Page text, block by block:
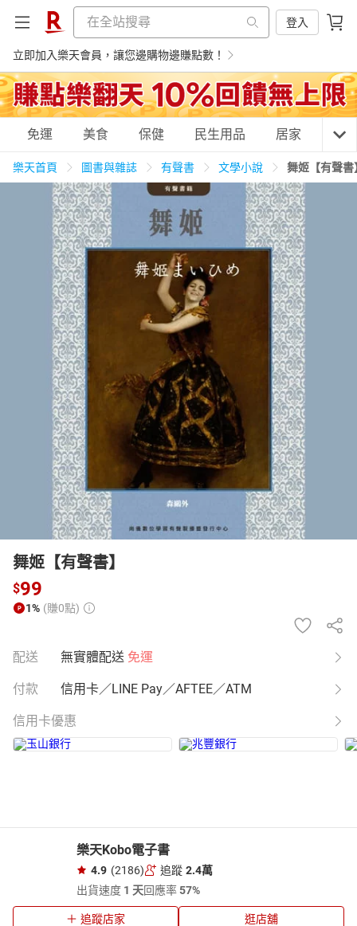
登入
立即加入樂天會員，讓您邊購物邊賺點數！
購物網分類
天天免運 美食蛋糕 養生保健 民生用品
居家生活 3C家電 運動休閒 親子玩具
女裝 化妝保養 情趣用品
日本購物 電子/紙本書
HOT
免運 美食 保健 民生用品 居家 3C
樂天首頁 圖書與雜誌 有聲書 文學小說 舞姬【有聲書
舞姬【有聲書】
$99
1% (賺0點)
配送 無實體配送 免運
付款 信用卡／LINE Pay／AFTEE／ATM
信用卡優惠
樂天Kobo電子書
4.9 (2186) 追蹤 2.4萬
出貨速度 1 天回應率57%
追蹤店家 逛店舖